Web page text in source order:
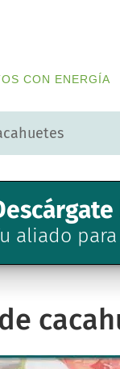
CON ENERGÍA
aliado